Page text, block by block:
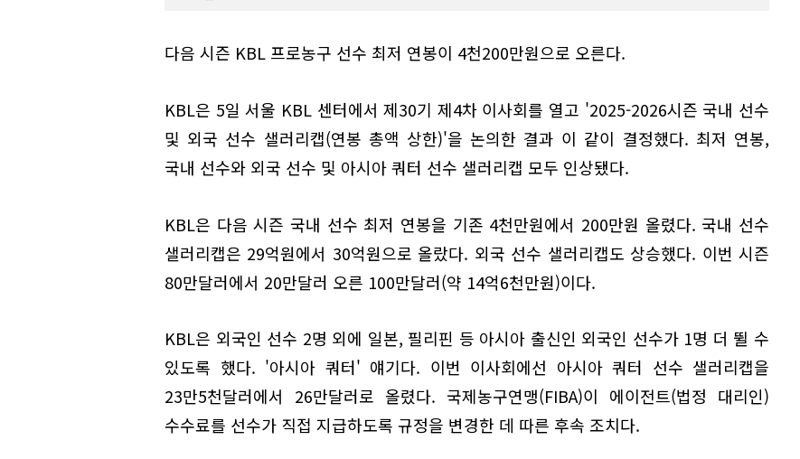
다음 시즌 KBL 프로농구 선수 최저 연봉이 4천200만원으로 오른다.
KBL은 5일 서울 KBL 센터에서 제30기 제4차 이사회를 열고 '2025-2026시즌 국내 선수
및 외국 선수 샐러리캡(연봉 총액 상한)'을 논의한 결과 이 같이 결정했다. 최저 연봉,
국내 선수와 외국 선수 및 아시아 쿼터 선수 샐러리캡 모두 인상됐다.
KBL은 다음 시즌 국내 선수 최저 연봉을 기존 4천만원에서 200만원 올렸다. 국내 선수
샐러리캡은 29억원에서 30억원으로 올랐다. 외국 선수 샐러리캡도 상승했다. 이번 시즌
80만달러에서 20만달러 오른 100만달러(약 14억6천만원)이다.
KBL은 외국인 선수 2명 외에 일본, 필리핀 등 아시아 출신인 외국인 선수가 1명 더 뛸 수
있도록 했다. '아시아 쿼터' 얘기다. 이번 이사회에선 아시아 쿼터 선수 샐러리캡을
23만5천달러에서 26만달러로 올렸다. 국제농구연맹(FIBA)이 에이전트(법정 대리인)
수수료를 선수가 직접 지급하도록 규정을 변경한 데 따른 후속 조치다.